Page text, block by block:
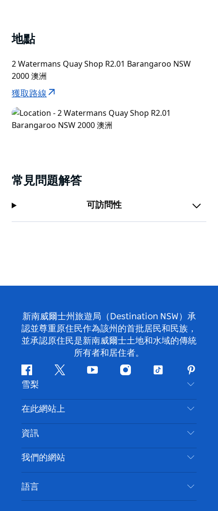
地點
2 Watermans Quay Shop R2.01 Barangaroo NSW
2000 澳洲
獲取路線
常見問題解答
可訪問性
新南威爾士州旅遊局（Destination NSW）承
認並尊重原住民作為該州的首批居民和民族，
並承認原住民是新南威爾士土地和水域的傳統
所有者和居住者。
Facebook嘰
喳
喳
Youtube Instagram
抖
雪梨
聯絡我們
免責聲明
隱私
Cookie 通知
在此網站上
目的地
要做的事情
新南威爾士州公路旅行
活動
住宿
資訊
旅行資訊
無障礙雪梨
列出您的業務
我們的網站
語言